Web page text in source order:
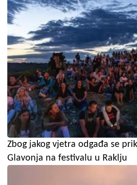
Zbog jakog vjetra odgađa se
Glavonja na festivalu u Raklju